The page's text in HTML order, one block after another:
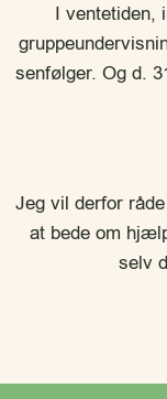
I ventetiden,
senfølger. Og d.
Jeg vil derfor
at bede om
selv